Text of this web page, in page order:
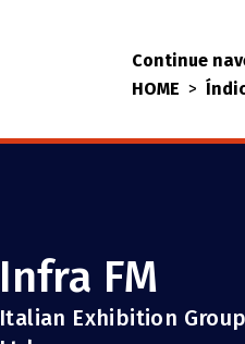
Continue
HOME >
Infra FM
Italian Exhibition